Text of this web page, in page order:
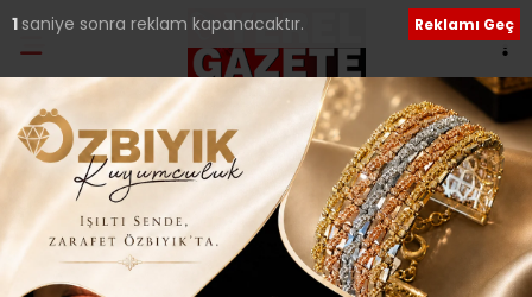
Ana Sayfa›Siyaset